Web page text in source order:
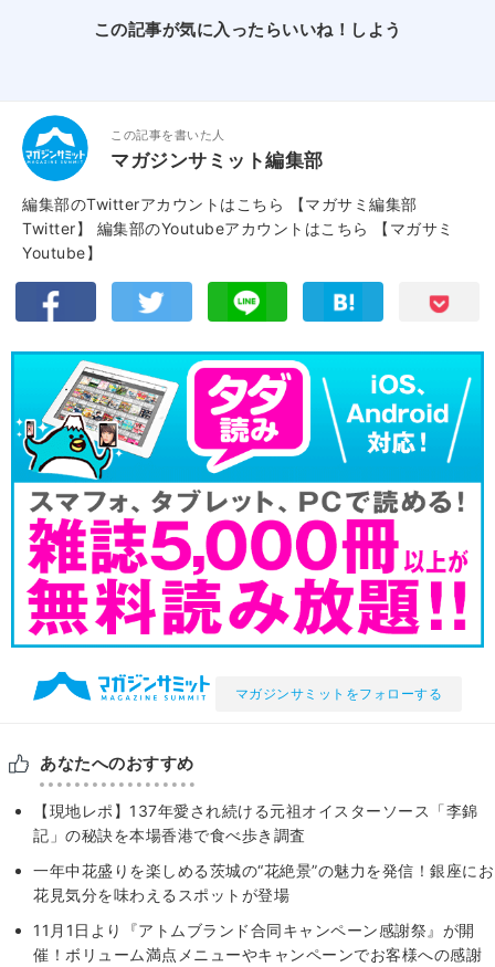
この記事が気に入ったらいいね！しよう
この記事を書いた人
マガジンサミット編集部
編集部のTwitterアカウントはこちら
【マガサミ編集部
Twitter】
編集部のYoutubeアカウントはこちら
【マガサミ
Youtube】
マガジンサミットをフォローする
あなたへのおすすめ
【現地レポ】137年愛され続ける元祖オイスターソース「李錦
記」の秘訣を本場香港で食べ歩き調査
一年中花盛りを楽しめる茨城の“花絶景”の魅力を発信！銀座にお
花見気分を味わえるスポットが登場
11月1日より『アトムブランド合同キャンペーン感謝祭』が開
催！ボリューム満点メニューやキャンペーンでお客様への感謝